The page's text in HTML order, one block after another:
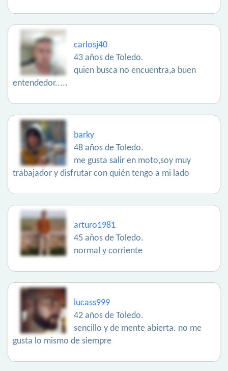
carlosj40
43 años de Toledo.
quien busca no encuentra,a buen
entendedor.....
barky
48 años de Toledo.
me gusta salir en moto,soy muy
trabajador y disfrutar con quién tengo a mi lado
arturo1981
45 años de Toledo.
normal y corriente
lucass999
42 años de Toledo.
sencillo y de mente abierta. no me
gusta lo mismo de siempre